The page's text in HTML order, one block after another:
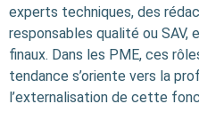
experts techniques, des
responsables qualité ou
finaux. Dans les PME, ces
tendance s’oriente vers la
l’externalisation de cette